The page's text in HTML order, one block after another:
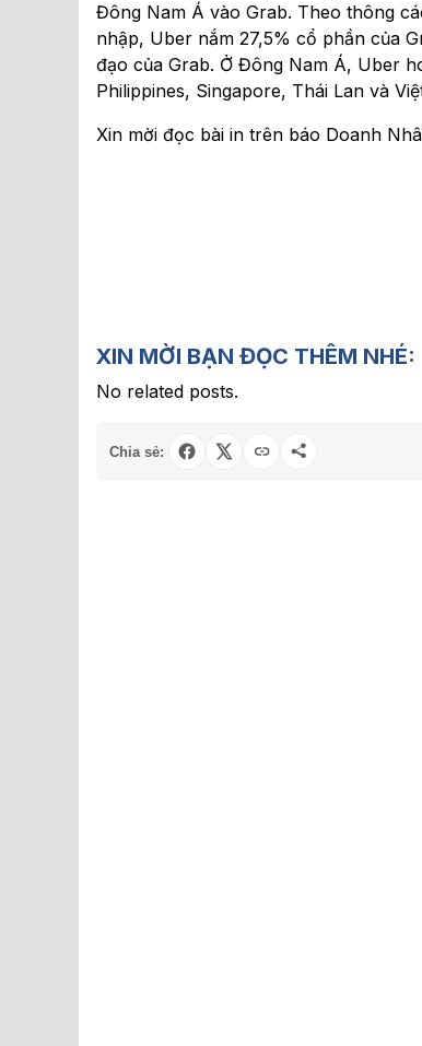
Đông Nam Á vào Grab. Theo thông
nhập, Uber nắm 27,5% cổ phần của
đạo của Grab. Ở Đông Nam Á, Uber
Philippines, Singapore, Thái Lan và
Xin mời đọc bài in trên báo Doanh
XIN MỜI BẠN ĐỌC THÊM NHÉ:
No related posts.
Chia sẻ: